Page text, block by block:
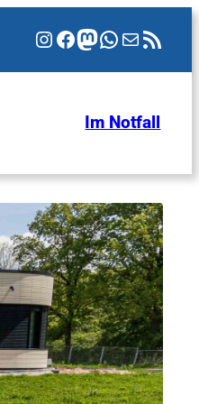
Instagram
Facebook
Mastodon
WhatsApp
E-MailRSS-Feed
Im Notfall